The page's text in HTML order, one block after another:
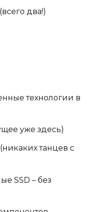
два!)
технологии в
уже здесь)
танцев с
SSD – без